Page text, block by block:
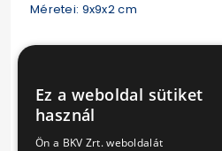
Méretei: 9x9x2 cm
A szett 6 db különféle jármű
Súly: 125 gramm
Ez a weboldal sütiket
használ
Ön a BKV Zrt. weboldalát